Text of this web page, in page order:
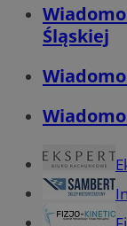
Śląskiej